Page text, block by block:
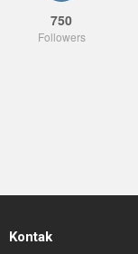
750
Followers
Kontak